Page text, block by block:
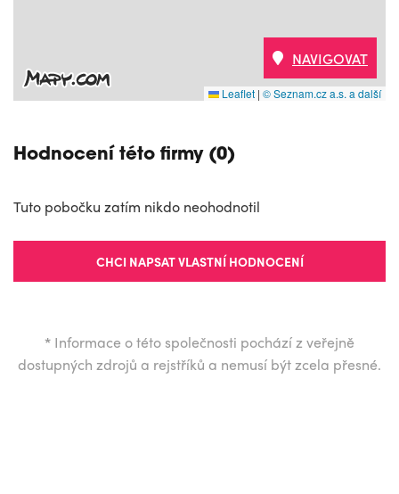
Leaflet | © Seznam.cz a.s. a další
NAVIGOVAT
Hodnocení této firmy (0)
Tuto pobočku zatím nikdo neohodnotil
CHCI NAPSAT VLASTNÍ HODNOCENÍ
* Informace o této společnosti pochází z veřejně
dostupných zdrojů a rejstříků a nemusí být zcela přesné.